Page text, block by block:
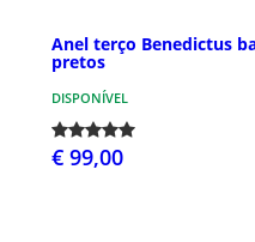
Anel terço Benedictus
pretos
DISPONÍVEL
€ 99,00